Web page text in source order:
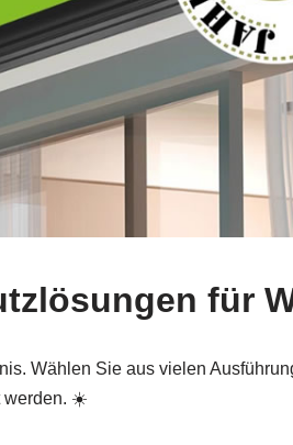
für
Wählen Sie aus vielen
werden. ☀️